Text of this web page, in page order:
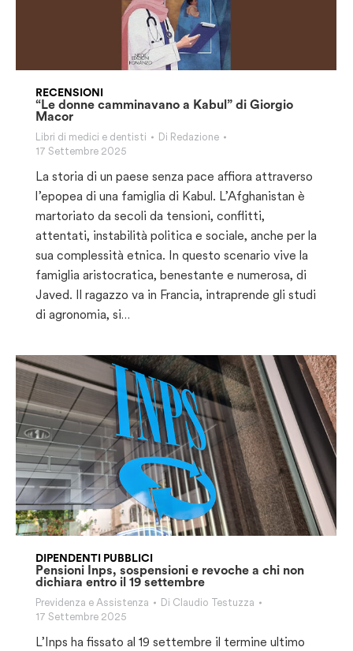
RECENSIONI
“Le donne camminavano a Kabul” di Giorgio
Macor
Libri di medici e dentisti Di Redazione
17 Settembre 2025
La storia di un paese senza pace affiora attraverso
l’epopea di una famiglia di Kabul. L’Afghanistan è
martoriato da secoli da tensioni, conflitti,
attentati, instabilità politica e sociale, anche per la
sua complessità etnica. In questo scenario vive la
famiglia aristocratica, benestante e numerosa, di
Javed. Il ragazzo va in Francia, intraprende gli studi
di agronomia, si…
DIPENDENTI PUBBLICI
Pensioni Inps, sospensioni e revoche a chi non
dichiara entro il 19 settembre
Previdenza e Assistenza Di Claudio Testuzza
17 Settembre 2025
L’Inps ha fissato al 19 settembre il termine ultimo